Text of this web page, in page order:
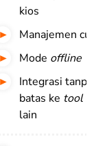
kios
Manajemen cuti
Mode offline
Integrasi tanpa
batas ke tool
lain